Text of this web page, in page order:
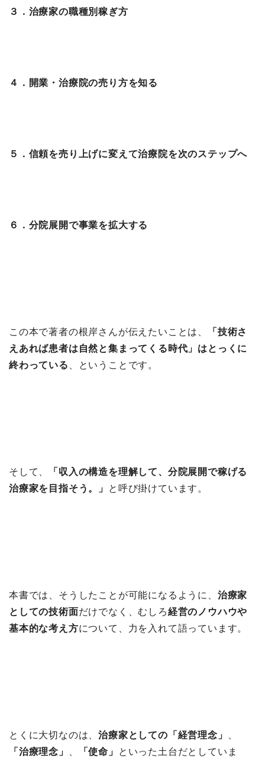
３．治療家の職種別稼ぎ方
４．開業・治療院の売り方を知る
５．信頼を売り上げに変えて治療院を次のステップへ
６．分院展開で事業を拡大する
この本で著者の根岸さんが伝えたいことは、
「技術さ
えあれば患者は自然と集まってくる時代」はとっくに
終わっている
、ということです。
そして、
「収入の構造を理解して、分院展開で稼げる
治療家を目指そう。」
と呼び掛けています。
本書では、そうしたことが可能になるように、 治療家
としての技術面だけでなく、むしろ経営のノウハウや
基本的な考え方について、力を入れて語っています。
とくに大切なのは、治療家としての「経営理念」
「治療理念」
「使命」
といった土台だとしていま